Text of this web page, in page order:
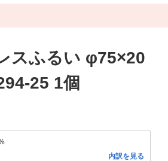
スふるい φ75×20
25 1個
内訳を見る